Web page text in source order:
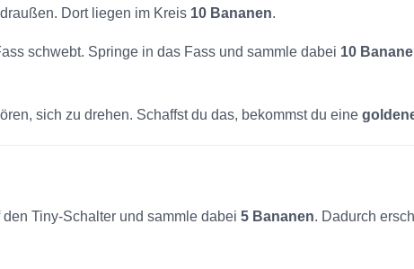
Dort liegen im Kreis 10 Bananen.
schwebt. Springe in das Fass und sammle dabei 10
sich zu drehen. Schaffst du das, bekommst du eine
Tiny-Schalter und sammle dabei 5 Bananen. Dadurch